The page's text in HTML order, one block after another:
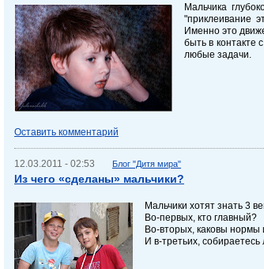
Мальчика
"приклеивание
Именно это
быть в контакте
любые задачи.
Оставить комментарий
12.03.2011 - 02:53 Блог "Дитя мира"
Из чего «сделаны» мальчики?
Мальчики хотят знать 3
Во-первых, кто главный?
Во-вторых, каковы нормы
И в-третьих,